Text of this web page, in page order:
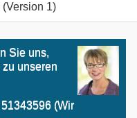
1)
Sie uns,
unseren
(Wir